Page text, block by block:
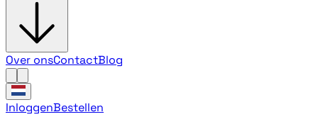
Over onsContactBlog
InloggenBestellen